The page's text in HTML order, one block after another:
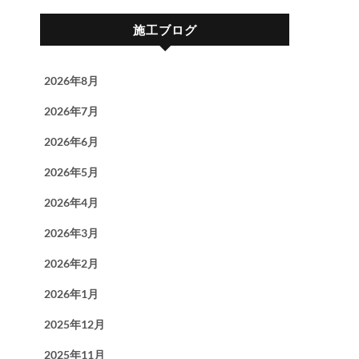
施工ブログ
2026年8月
2026年7月
2026年6月
2026年5月
2026年4月
2026年3月
2026年2月
2026年1月
2025年12月
2025年11月